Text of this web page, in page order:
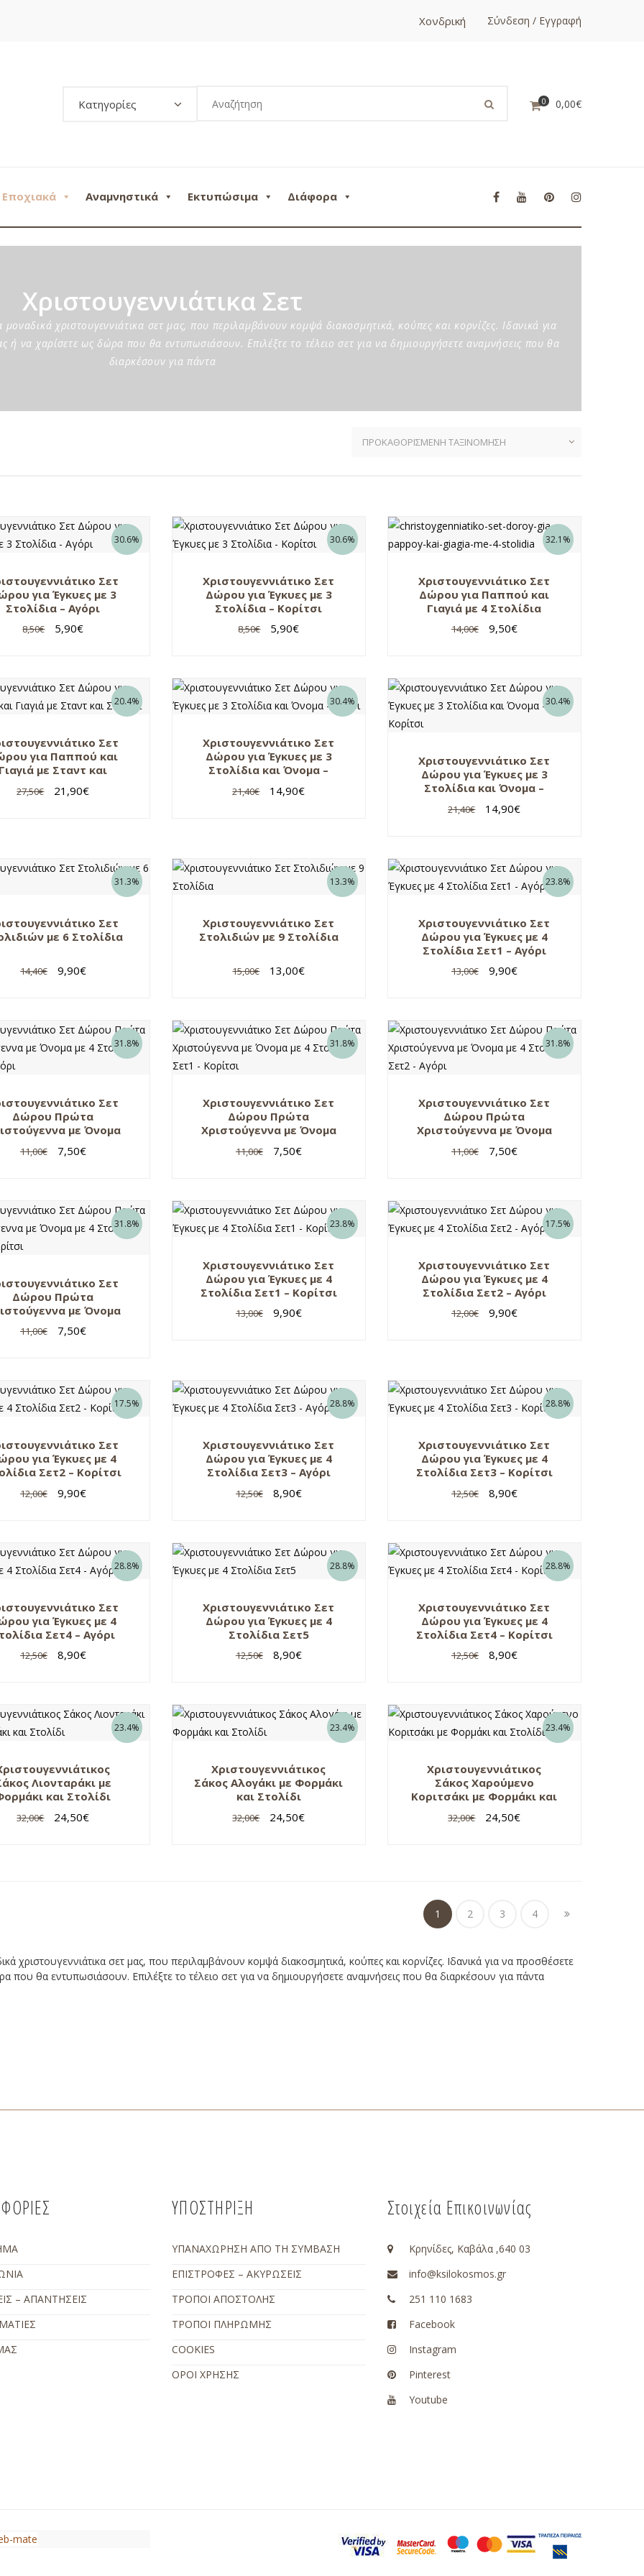
Χονδρική Σύνδεση / Εγγραφή
Κατηγορίες 0 0,00€
Εποχιακά Αναμνηστικά Εκτυπώσιμα Διάφορα
Χριστουγεννιάτικα Σετ
χριστουγεννιάτικα σετ μας, που περιλαμβάνουν κομψά διακοσμητικά, κούπες και κορνίζες. Ιδανικά για
ή να χαρίσετε ως δώρα που θα εντυπωσιάσουν. Επιλέξτε το τέλειο σετ για να δημιουργήσετε αναμνήσεις που θα
διαρκέσουν για πάντα
30.6%
Σετ
για Έγκυες με 3
Στολίδια – Αγόρι
8,50€ 5,90€
30.6%
Χριστουγεννιάτικο Σετ
Δώρου για Έγκυες με 3
Στολίδια – Κορίτσι
8,50€ 5,90€
32.1%
Χριστουγεννιάτικο Σετ
Δώρου για Παππού και
Γιαγιά με 4 Στολίδια
14,00€ 9,50€
20.4%
Σετ
για Παππού και
με Σταντ και
27,50€ 21,90€
30.4%
Χριστουγεννιάτικο Σετ
Δώρου για Έγκυες με 3
Στολίδια και Όνομα –
21,40€ 14,90€
30.4%
Χριστουγεννιάτικο Σετ
Δώρου για Έγκυες με 3
Στολίδια και Όνομα –
21,40€ 14,90€
31.3%
Σετ
με 6 Στολίδια
14,40€ 9,90€
13.3%
Χριστουγεννιάτικο Σετ
Στολιδιών με 9 Στολίδια
15,00€ 13,00€
23.8%
Χριστουγεννιάτικο Σετ
Δώρου για Έγκυες με 4
Στολίδια Σετ1 – Αγόρι
13,00€ 9,90€
31.8%
Σετ
Δώρου Πρώτα
με Όνομα
11,00€ 7,50€
31.8%
Χριστουγεννιάτικο Σετ
Δώρου Πρώτα
Χριστούγεννα με Όνομα
Κορίτσι
11,00€ 7,50€
31.8%
Χριστουγεννιάτικο Σετ
Δώρου Πρώτα
Χριστούγεννα με Όνομα
11,00€ 7,50€
31.8%
Σετ
Δώρου Πρώτα
με Όνομα
Κορίτσι
11,00€ 7,50€
23.8%
Χριστουγεννιάτικο Σετ
Δώρου για Έγκυες με 4
Στολίδια Σετ1 – Κορίτσι
13,00€ 9,90€
17.5%
Χριστουγεννιάτικο Σετ
Δώρου για Έγκυες με 4
Στολίδια Σετ2 – Αγόρι
12,00€ 9,90€
17.5%
Σετ
για Έγκυες με 4
Σετ2 – Κορίτσι
12,00€ 9,90€
28.8%
Χριστουγεννιάτικο Σετ
Δώρου για Έγκυες με 4
Στολίδια Σετ3 – Αγόρι
12,50€ 8,90€
28.8%
Χριστουγεννιάτικο Σετ
Δώρου για Έγκυες με 4
Στολίδια Σετ3 – Κορίτσι
12,50€ 8,90€
28.8%
Σετ
για Έγκυες με 4
Σετ4 – Αγόρι
12,50€ 8,90€
28.8%
Χριστουγεννιάτικο Σετ
Δώρου για Έγκυες με 4
Στολίδια Σετ5
12,50€ 8,90€
28.8%
Χριστουγεννιάτικο Σετ
Δώρου για Έγκυες με 4
Στολίδια Σετ4 – Κορίτσι
12,50€ 8,90€
23.4%
Λιονταράκι με
και Στολίδι
32,00€ 24,50€
23.4%
Χριστουγεννιάτικος
Σάκος Αλογάκι με Φορμάκι
και Στολίδι
32,00€ 24,50€
23.4%
Χριστουγεννιάτικος
Σάκος Χαρούμενο
Κοριτσάκι με Φορμάκι και
32,00€ 24,50€
1 2 3 4
χριστουγεννιάτικα σετ μας, που περιλαμβάνουν κομψά διακοσμητικά, κούπες και κορνίζες. Ιδανικά για να προσθέσετε
που θα εντυπωσιάσουν. Επιλέξτε το τέλειο σετ για να δημιουργήσετε αναμνήσεις που θα διαρκέσουν για πάντα
– ΑΠΑΝΤΗΣΕΙΣ
ΥΠΟΣΤΗΡΙΞΗ
ΥΠΑΝΑΧΩΡΗΣΗ ΑΠΟ ΤΗ ΣΥΜΒΑΣΗ
ΕΠΙΣΤΡΟΦΕΣ – ΑΚΥΡΩΣΕΙΣ
ΤΡΟΠΟΙ ΑΠΟΣΤΟΛΗΣ
ΤΡΟΠΟΙ ΠΛΗΡΩΜΗΣ
COOKIES
ΟΡΟΙ ΧΡΗΣΗΣ
Στοιχεία Επικοινωνίας
Κρηνίδες, Καβάλα ,640 03
info@ksilokosmos.gr
251 110 1683
Facebook
Instagram
Pinterest
Youtube
mate